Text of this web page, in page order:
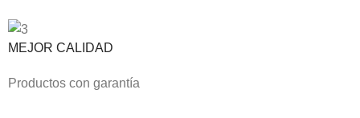
MEJOR CALIDAD
Productos con garantía